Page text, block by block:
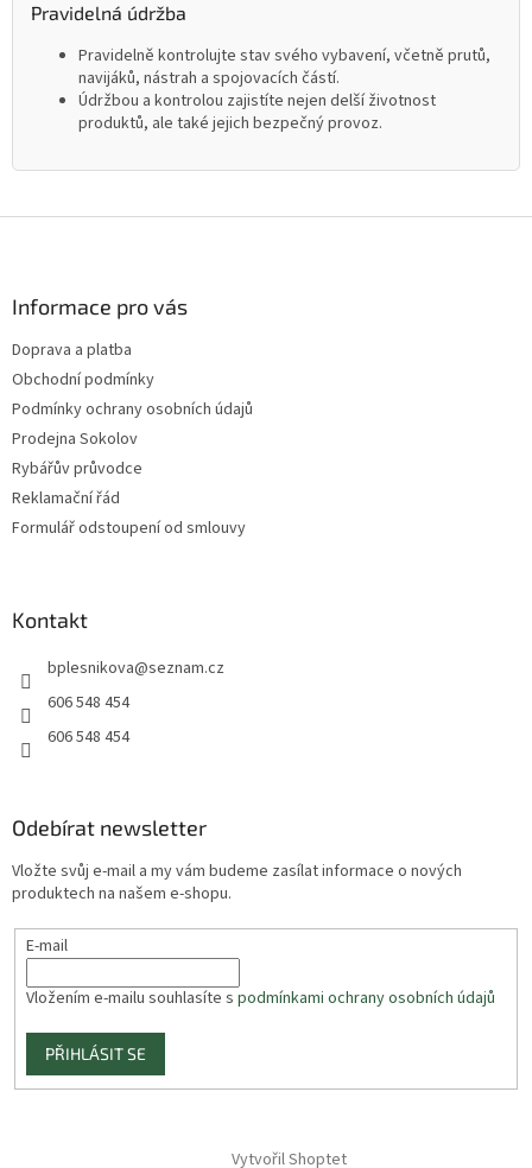
Pravidelná údržba
Pravidelně kontrolujte stav svého vybavení, včetně prutů,
navijáků, nástrah a spojovacích částí.
Údržbou a kontrolou zajistíte nejen delší životnost
produktů, ale také jejich bezpečný provoz.
Informace pro vás
Doprava a platba
Obchodní podmínky
Podmínky ochrany osobních údajů
Prodejna Sokolov
Rybářův průvodce
Reklamační řád
Formulář odstoupení od smlouvy
Kontakt
bplesnikova@seznam.cz
606 548 454
606 548 454
Odebírat newsletter
Vložte svůj e-mail a my vám budeme zasílat informace o nových
produktech na našem e-shopu.
E-mail
Vložením e-mailu souhlasíte s podmínkami ochrany osobních údajů
PŘIHLÁSIT SE
Vytvořil Shoptet